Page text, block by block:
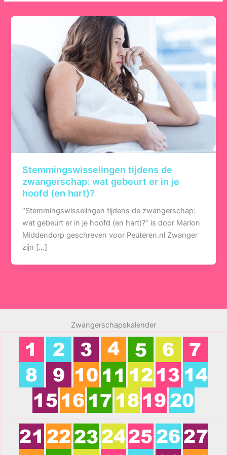
Stemmingswisselingen tijdens de
zwangerschap: wat gebeurt er in je
hoofd (en hart)?
“Stemmingswisselingen tijdens de zwangerschap:
wat gebeurt er in je hoofd (en hart)?” is door Marion
Middendorp geschreven voor Peuteren.nl Zwanger
zijn […]
Zwangerschapskalender